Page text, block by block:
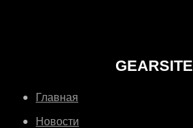
GEARSITE
Главная
Новости